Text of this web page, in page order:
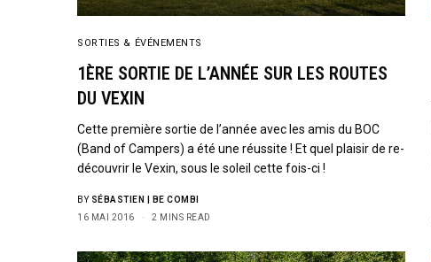
SORTIES & ÉVÉNEMENTS
1ÈRE SORTIE DE L’ANNÉE SUR LES ROUTES
DU VEXIN
Cette première sortie de l’année avec les amis du BOC
(Band of Campers) a été une réussite ! Et quel plaisir de re-
découvrir le Vexin, sous le soleil cette fois-ci !
BY SÉBASTIEN | BE COMBI
16 MAI 2016
2 MINS READ